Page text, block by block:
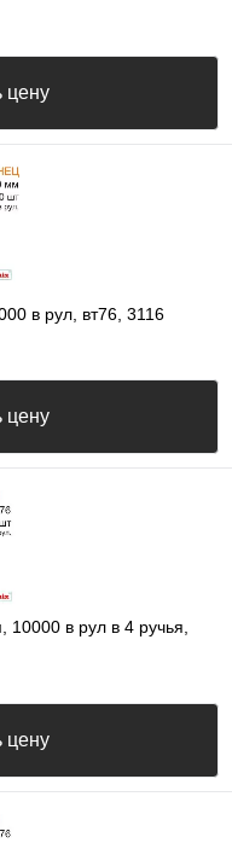
цену
в рул, вт76, 3116
цену
10000 в рул в 4 ручья,
цену